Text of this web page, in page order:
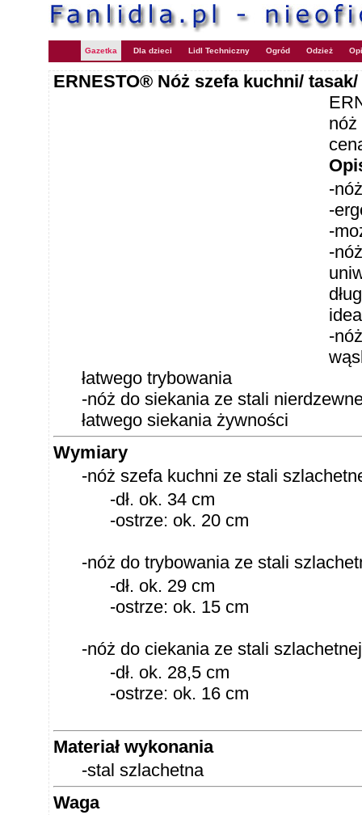
Gazetka Dla dzieci Lidl Techniczny Ogród Odzież
ERNESTO® Nóż szefa kuchni/
-
-
-
-
-
łatwego trybowania
-nóż do siekania ze stali
łatwego siekania żywności
Wymiary
-nóż szefa kuchni ze stali
-dł. ok. 34 cm
-ostrze: ok. 20 cm
-nóż do trybowania ze stali
-dł. ok. 29 cm
-ostrze: ok. 15 cm
-nóż do ciekania ze stali
-dł. ok. 28,5 cm
-ostrze: ok. 16 cm
Materiał wykonania
-stal szlachetna
Waga